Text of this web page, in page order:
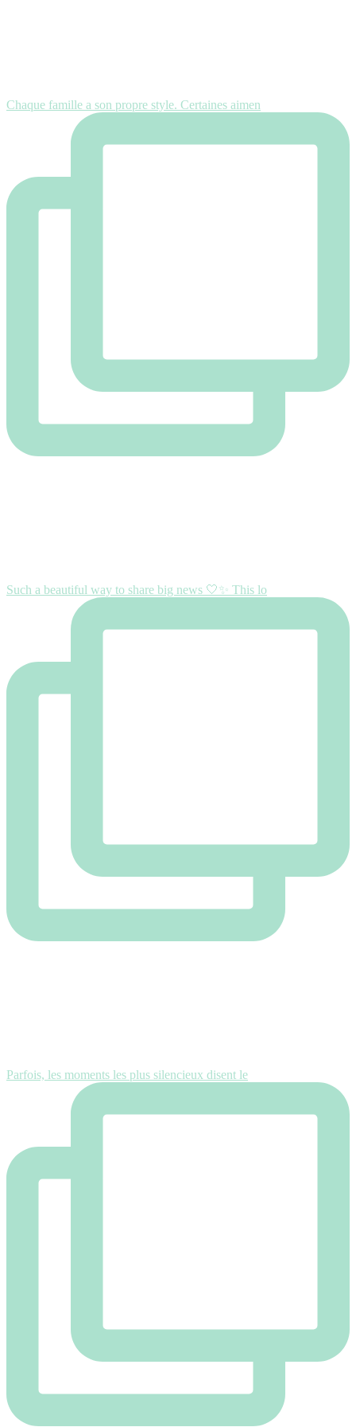
Chaque famille a son propre style. Certaines aimen
Such a beautiful way to share big news 🤍✨ This lo
Parfois, les moments les plus silencieux disent le